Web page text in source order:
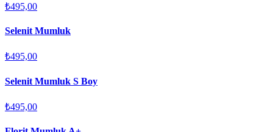
₺495,00
Selenit Mumluk
₺495,00
Selenit Mumluk S Boy
₺495,00